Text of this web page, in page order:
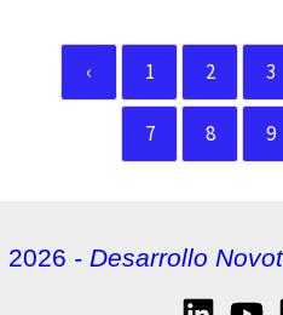
‹ 1 2 3
7 8 9
2026 - Desarrollo